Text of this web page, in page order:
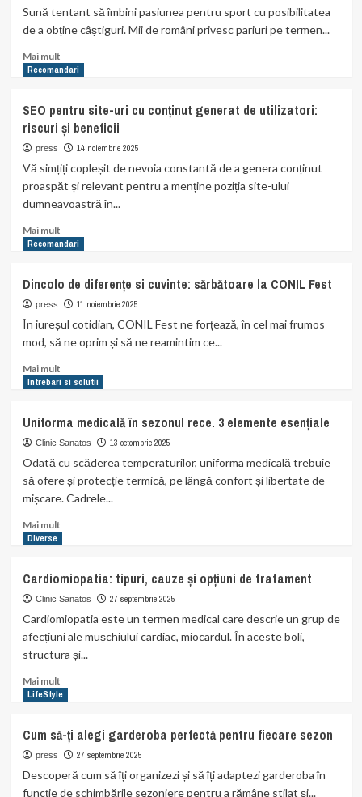
să
oprești
reduci
miza
Sună tentant să îmbini pasiunea pentru sport cu posibilitatea
de a obține câștiguri. Mii de români privesc pariuri pe termen...
Mai multRead
more
sportive
pe
termen
lung:
diferența
dintre
hobby
sursă
de
Recomandari
SEO pentru site-uri cu conținut generat de utilizatori:
riscuri și beneficii
press 14 noiembrie 2025
Vă simțiți copleșit de nevoia constantă de a genera conținut
proaspăt și relevant pentru a menține poziția site-ului
dumneavoastră în...
Mai multRead
more
pentru
site-
uri
cu
conținut
generat
de
și
beneficii
Recomandari
Dincolo de diferențe si cuvinte: sărbătoare la CONIL Fest
press 11 noiembrie 2025
În iureșul cotidian, CONIL Fest ne forțează, în cel mai frumos
mod, să ne oprim și să ne reamintim ce...
Mai multRead
more
de
diferențe
si
cuvinte:
sărbătoare
la
Fest
Intrebari si solutii
Uniforma medicală în sezonul rece. 3 elemente esențiale
Clinic Sanatos 13 octombrie 2025
Odată cu scăderea temperaturilor, uniforma medicală trebuie
să ofere și protecție termică, pe lângă confort și libertate de
mișcare. Cadrele...
Mai multRead
medicală
în
sezonul
rece.
elemente
Diverse
Cardiomiopatia: tipuri, cauze și opțiuni de tratament
Clinic Sanatos 27 septembrie 2025
Cardiomiopatia este un termen medical care descrie un grup de
afecțiuni ale mușchiului cardiac, miocardul. În aceste boli,
structura și...
Mai multRead
more
tipuri,
cauze
și
opțiuni
LifeStyle
Cum să-ți alegi garderoba perfectă pentru fiecare sezon
press 27 septembrie 2025
Descoperă cum să îți organizezi și să îți adaptezi garderoba în
funcție de schimbările sezoniere pentru a rămâne stilat și...